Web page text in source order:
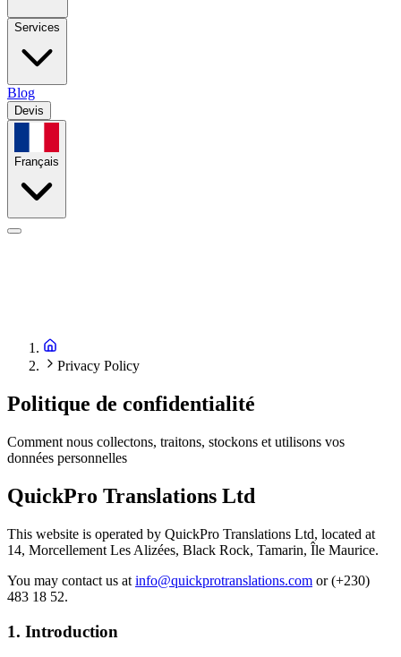
Services
Blog
Devis
Français
Privacy Policy
Politique de confidentialité
Comment nous collectons, traitons, stockons et utilisons vos
données personnelles
QuickPro Translations Ltd
This website is operated by QuickPro Translations Ltd, located at
14, Morcellement Les Alizées, Black Rock, Tamarin, Île Maurice.
You may contact us at info@quickprotranslations.com or(+230)
483 18 52.
1. Introduction